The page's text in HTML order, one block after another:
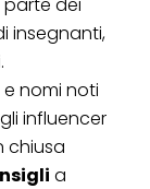
insegnanti,
nomi noti
influencer
chiusa
a